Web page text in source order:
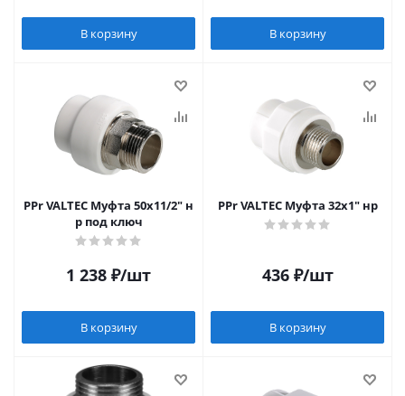
В корзину В корзину
PPr VALTEC Муфта 50х11/2" н
р под ключ
1 238 ₽/шт
В корзину
PPr VALTEC Муфта 32х1" нр
436₽/шт
В корзину